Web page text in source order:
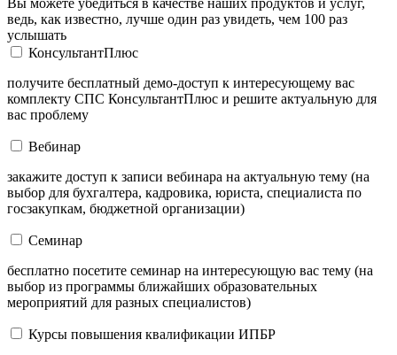
ведь, как известно, лучше один раз увидеть, чем 100 раз
услышать
КонсультантПлюс
получите бесплатный демо-доступ к интересующему вас
комплекту СПС КонсультантПлюс и решите актуальную для
вас проблему
Вебинар
закажите доступ к записи вебинара на актуальную тему (на
выбор для бухгалтера, кадровика, юриста, специалиста по
госзакупкам, бюджетной организации)
Семинар
бесплатно посетите семинар на интересующую вас тему (на
выбор из программы ближайших образовательных
мероприятий для разных специалистов)
Курсы повышения квалификации ИПБР